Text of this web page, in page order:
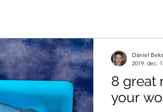
8 great
your
Dániel
2019. dec.